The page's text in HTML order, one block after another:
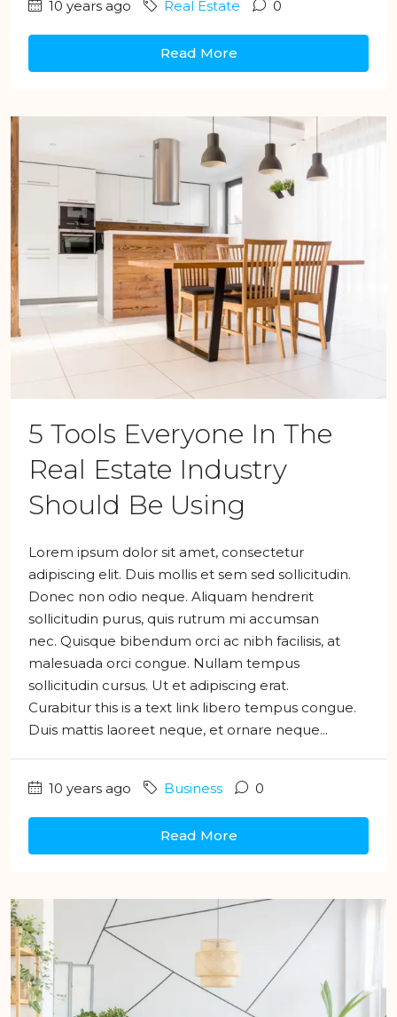
10 years ago Real Estate 0
Read More
5 Tools Everyone In The
Real Estate Industry
Should Be Using
Lorem ipsum dolor sit amet, consectetur
adipiscing elit. Duis mollis et sem sed sollicitudin.
Donec non odio neque. Aliquam hendrerit
sollicitudin purus, quis rutrum mi accumsan
nec. Quisque bibendum orci ac nibh facilisis, at
malesuada orci congue. Nullam tempus
sollicitudin cursus. Ut et adipiscing erat.
Curabitur this is a text link libero tempus congue.
Duis mattis laoreet neque, et ornare neque...
10 years ago Business 0
Read More